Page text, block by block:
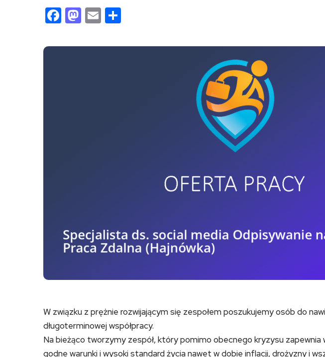
Facebook
Mastodon
Email
W związku z prężnie rozwijającym się zespołem poszukujemy osób do
długoterminowej współpracy.
Na bieżąco tworzymy zespół, który pomimo obecnego kryzysu
godne warunki i wysoki standard życia nawet w dobie inflacji, drożyzny i